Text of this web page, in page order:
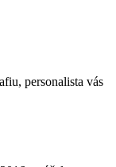
personalista vás